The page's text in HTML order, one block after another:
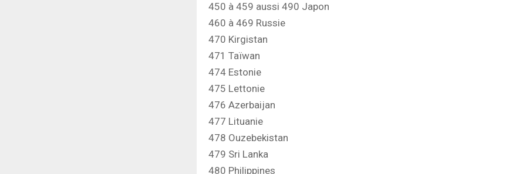
450 à 459 aussi 490 Japon
460 à 469 Russie
470 Kirgistan
471 Taïwan
474 Estonie
475 Lettonie
476 Azerbaijan
477 Lituanie
478 Ouzebekistan
479 Sri Lanka
480 Philippines